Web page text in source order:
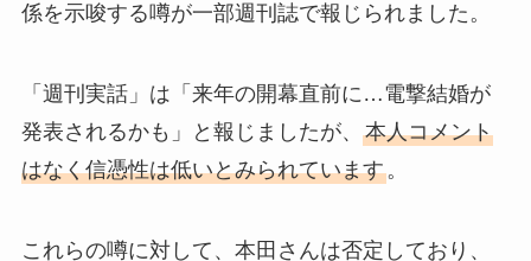
係を示唆する噂が一部週刊誌で報じられました。
「週刊実話」は「来年の開幕直前に…電撃結婚が
発表されるかも」と報じましたが、 本人コメント
はなく信憑性は低いとみられています。
これらの噂に対して、本田さんは否定しており、